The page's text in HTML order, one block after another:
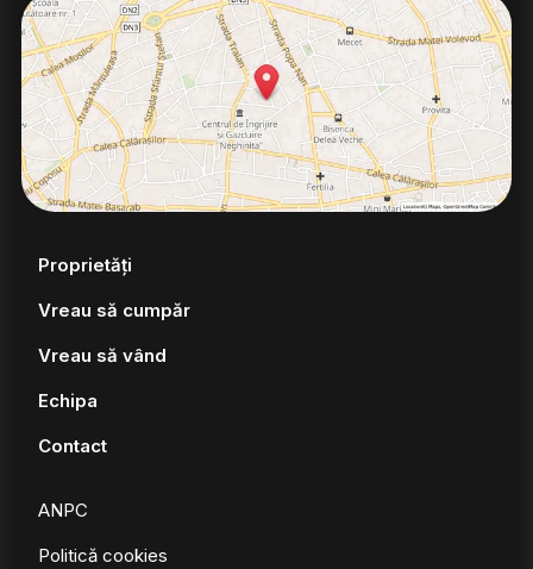
Proprietăți
Vreau să cumpăr
Vreau să vând
Echipa
Contact
ANPC
Politică cookies